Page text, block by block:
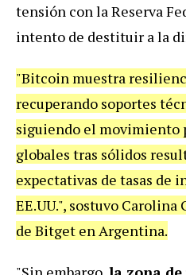
tensión con la Reserva
intento de destituir a la
"Bitcoin muestra
recuperando soportes
siguiendo el movimiento
globales tras sólidos
expectativas de tasas de
EE.UU.", sostuvo Carolina
de Bitget en Argentina.